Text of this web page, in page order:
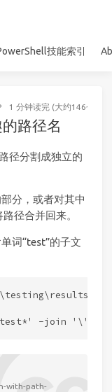
技能索引
1 分钟读完 (大约146个字)
路径名
径分割成独立的
分，或者对其中
径合并回来。
词“test”的子文
with-path-